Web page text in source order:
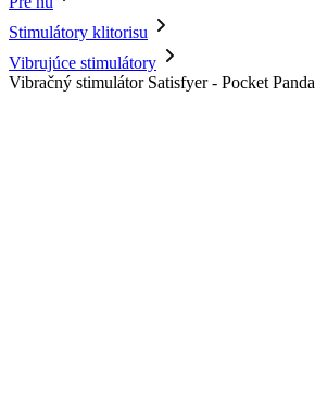
Stimulátory klitorisu
Vibrujúce stimulátory
Vibračný stimulátor Satisfyer - Pocket Panda